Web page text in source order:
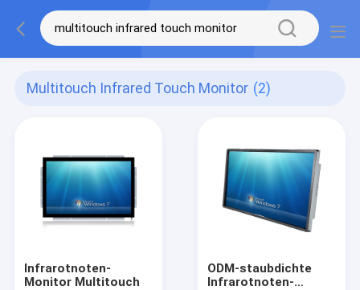
Multitouch Infrared Touch Monitor (2)
Infrarotnoten-
Monitor Multitouch
ODM-staubdichte
Infrarotnoten-